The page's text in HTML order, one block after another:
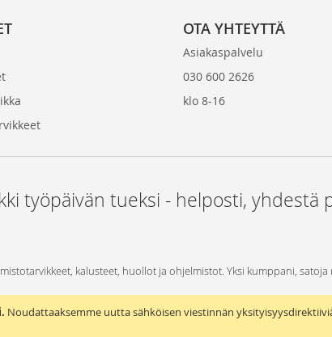
Noudattaaksemme uutta sähköisen viestinnän
OTA YHTEYTTÄ
Asiakaspalvelu
030 600 2626
klo 8-16
työpäivän tueksi - helposti, yhdestä
kalusteet, huollot ja ohjelmistot. Yksi kumppani,